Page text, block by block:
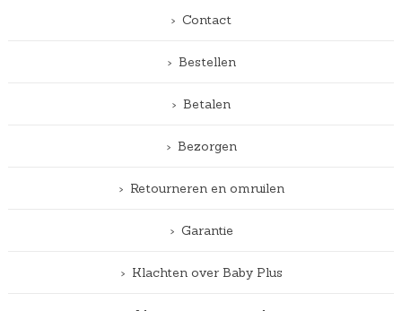
Contact
Bestellen
Betalen
Bezorgen
Retourneren en omruilen
Garantie
Klachten over Baby Plus